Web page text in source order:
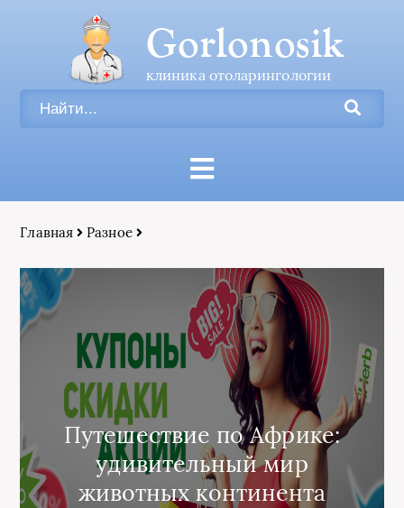
Gorlonosik
клиника отоларингологии
Главная Разное
Путешествие по Африке:
удивительный мир
животных континента